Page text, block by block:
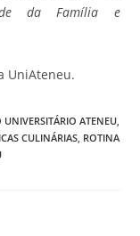
da Família e
UniAteneu.
UNIVERSITÁRIO ATENEU,
CULINÁRIAS, ROTINA